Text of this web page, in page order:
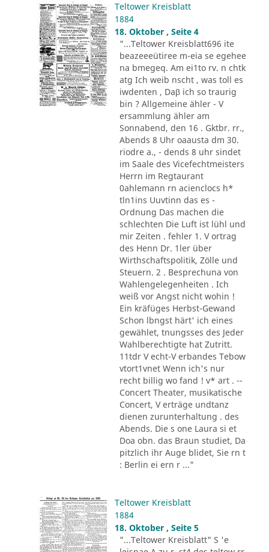
Teltower Kreisblatt
1884
18. Oktober , Seite 4
"...Teltower Kreisblatt696 ite
beazeeeütiree m-eia se egehee
na bmegeq. Am ei1to rv. n chtk
atg Ich weib nscht , was toll es
iwdenten , Daβ ich so traurig
bin ? Allgemeine ähler - V
ersammlung ähler am
Sonnabend, den 16 . Gktbr. rr.,
Abends 8 Uhr oaausta dm 30.
riodre a., - dends 8 uhr sindet
im Saale des Vicefechtmeisters
Herrn im Regtaurant
0ahlemann rn acienclocs h*
tln1ins Uuvtinn das es -
Ordnung Das machen die
schlechten Die Luft ist lühl und
mir Zeiten . fehler 1. V ortrag
des Henn Dr. 1ler über
Wirthschaftspolitik, Zölle und
Steuern. 2 . Besprechuna von
Wahlengelegenheiten . Ich
weiß vor Angst nicht wohin !
Ein kräfüges Herbst-Gewand
Schon lbngst härt' ich eines
gewählet, tnungsses des Jeder
Wahlberechtigte hat Zutritt.
11tdr V echt-V erbandes Tebow
vtort1vnet Wenn ich's nur
recht billig wo fand ! v* art . --
Concert Theater, musikatische
Concert, V erträge undtanz
dienen zurunterhaltung . des
Abends. Die s one Laura si et
Doa obn. das Braun studiet, Da
pitzlich ihr Auge blidet, Sie rn t
: Berlin ei ern r ..."
Teltower Kreisblatt
1884
18. Oktober , Seite 5
"...Teltower Kreisblatt" S 'e